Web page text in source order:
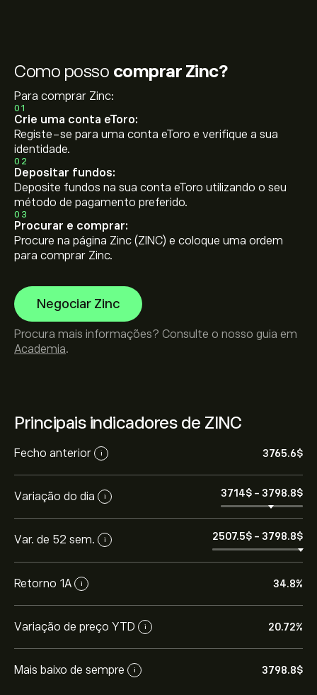
Principais indicadores de ZINC
Fecho anterior i 3765.6‎$‎
Variação do dia i 3714‎$‎ - 3798.8‎$‎
Var. de 52 sem. i 2507.5‎$‎ - 3798.8‎$‎
Retorno 1A i 34.8%
Variação de preço YTD i 20.72%
Mais baixo de sempre i 3798.8‎$‎
Como posso comprar Zinc?
Para comprar Zinc:
01
Crie uma conta eToro:
Registe-se para uma conta eToro e verifique a sua
identidade.
02
Depositar fundos:
Deposite fundos na sua conta eToro utilizando o seu
método de pagamento preferido.
03
Procurar e comprar:
Procure na página Zinc (ZINC) e coloque uma ordem
para comprar Zinc.
Negociar Zinc
Procura mais informações? Consulte o nosso guia em
Academia.